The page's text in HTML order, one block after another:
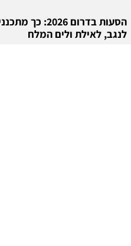
הסעות בדרום
לנגב, לאילת ולים המלח